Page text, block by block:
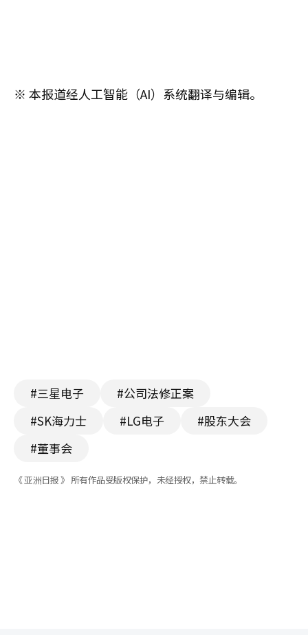
※ 本报道经人工智能（AI）系统翻译与编辑。
#三星电子
#公司法修正案
#SK海力士
#LG电子
#股东大会
#董事会
《 亚洲日报 》 所有作品受版权保护，未经授权，禁止转载。